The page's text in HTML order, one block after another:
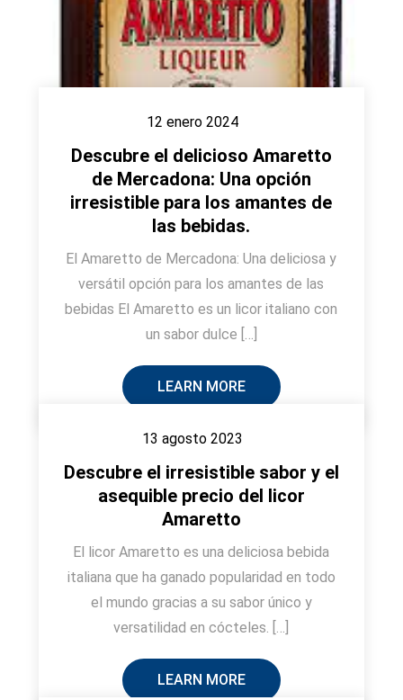
12 enero 2024
Descubre el delicioso Amaretto
de Mercadona: Una opción
irresistible para los amantes de
las bebidas.
El Amaretto de Mercadona: Una deliciosa y
versátil opción para los amantes de las
bebidas El Amaretto es un licor italiano con
un sabor dulce […]
LEARN MORE
13 agosto 2023
Descubre el irresistible sabor y el
asequible precio del licor
Amaretto
El licor Amaretto es una deliciosa bebida
italiana que ha ganado popularidad en todo
el mundo gracias a su sabor único y
versatilidad en cócteles. […]
LEARN MORE